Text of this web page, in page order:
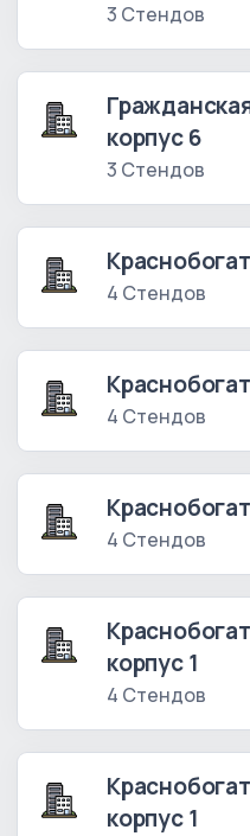
3 Стендов
корпус 6
3 Стендов
4 Стендов
4 Стендов
4 Стендов
корпус 1
4 Стендов
корпус 1